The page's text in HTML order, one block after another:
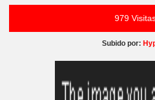
979
Subido por: